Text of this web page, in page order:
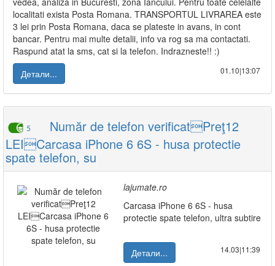
localitati exista Posta Romana. TRANSPORTUL LIVRAREA este
3 lei prin Posta Romana, daca se plateste in avans, in cont
bancar. Pentru mai multe detalii, info va rog sa ma contactati.
Raspund atat la sms, cat si la telefon. Indrazneste!! :)
Детали...
01.10|13:07
5
Număr de telefon verificatPreţ12
LEICarcasa iPhone 6 6S - husa protectie
spate telefon, su
lajumate.ro
Carcasa iPhone 6 6S - husa
protectie spate telefon, ultra subtire
Детали... 14.03|11:39